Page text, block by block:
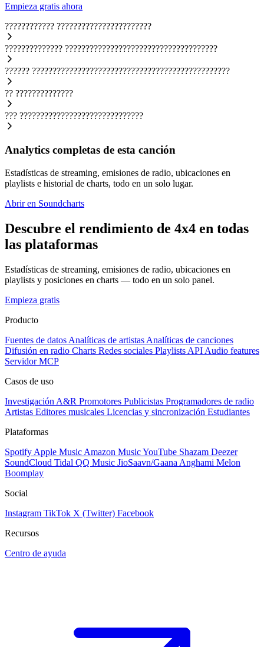
Empieza gratis ahora
???????????? ???????????????????????
?????????????? ?????????????????????????????????????
?????? ????????????????????????????????????????????????
?? ??????????????
??? ??????????????????????????????
Analytics completas de esta canción
Estadísticas de streaming, emisiones de radio, ubicaciones en
playlists e historial de charts, todo en un solo lugar.
Abrir en Soundcharts
Descubre el rendimiento de 4x4 en todas
las plataformas
Estadísticas de streaming, emisiones de radio, ubicaciones en
playlists y posiciones en charts — todo en un solo panel.
Empieza gratis
Producto
Fuentes de datos Analíticas de artistas Analíticas de canciones
Difusión en radio Charts Redes sociales Playlists API Audio features
Servidor MCP
Casos de uso
Investigación A&R Promotores Publicistas Programadores de radio
Artistas Editores musicales Licencias y sincronización Estudiantes
Plataformas
Spotify Apple Music Amazon MusicYouTube Shazam Deezer
SoundCloud Tidal QQ Music JioSaavn/Gaana Anghami Melon
Boomplay
Social
Instagram TikTok X (Twitter) Facebook
Recursos
Centro de ayuda